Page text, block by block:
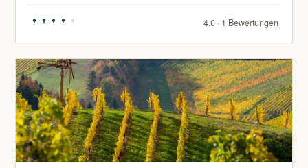
4.0 · 1 Bewertungen